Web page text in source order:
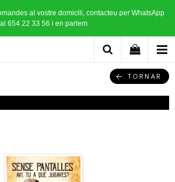
al vostre domicili, contacteu per WhatsApp
al 654 22 33 56 i en parlem
TORNAR